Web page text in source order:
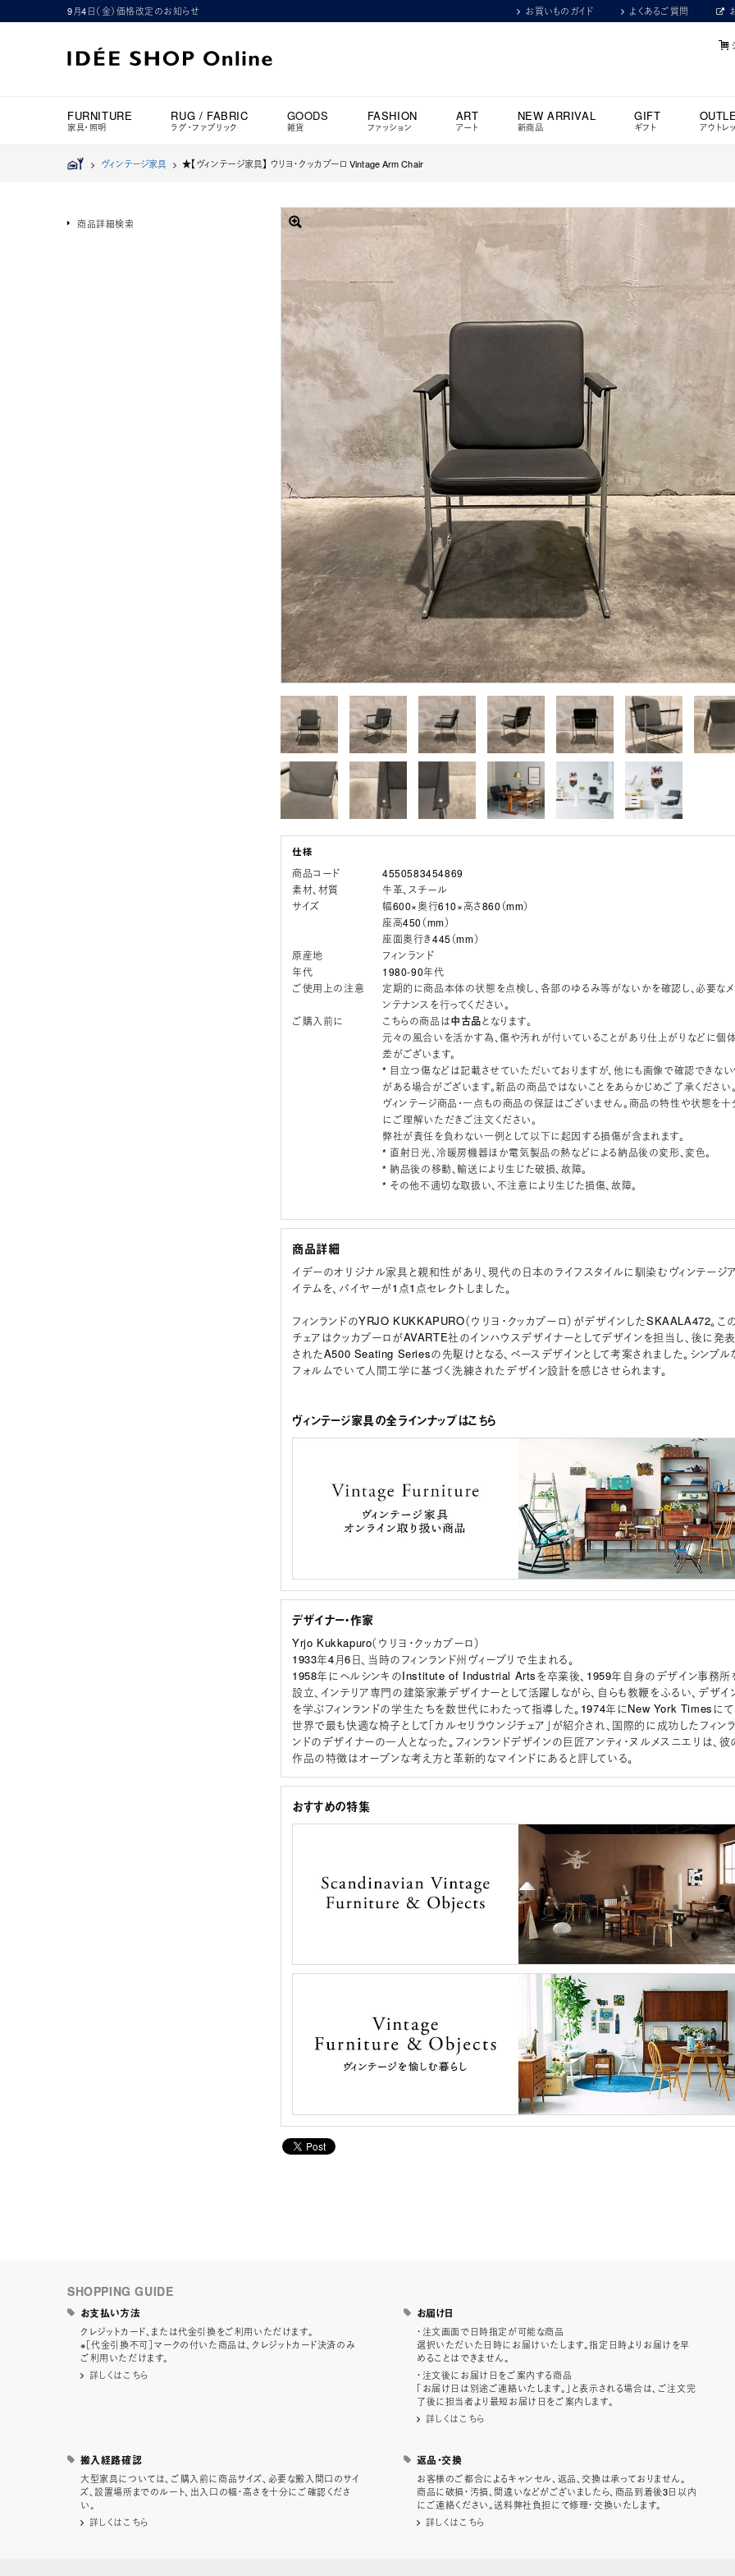
9月4日（金）価格改定のお知らせ お買いものガイド よくあるご質問
FURNITURE
家具・照明
RUG / FABRIC
ラグ・ファブリック
GOODS
雑貨
FASHION
ファッション
ART
アート
NEW ARRIVAL
新商品
GIFT
ギフト アウトレ
> ヴィンテージ家具 > ★【ヴィンテージ家具】 ウリヨ・クッカプーロ Vintage Arm Chair
商品コード
4550583454869
素材、材質
牛革、スチール
サイズ
幅600×奥行610×高さ860（mm）
座高450（mm）
座面奥行き445（mm）
原産地
フィンランド
年代
1980-90年代
ご使用上の注意
定期的に商品本体の状態を点検し、各部のゆるみ等がないかを確認し、必要なメ
ンテナンスを行ってください。
ご購入前に
こちらの商品は中古品となります。
元々の風合いを活かす為、傷や汚れが付いていることがあり仕上がりなどに個
差がございます。
* 目立つ傷などは記載させていただいておりますが、他にも画像で確認できな
がある場合がございます。新品の商品ではないことをあらかじめご了承ください。
ヴィンテージ商品・一点もの商品の保証はございません。商品の特性や状態を十
にご理解いただきご注文ください。
弊社が責任を負わない一例として以下に起因する損傷が含まれます。
* 直射日光、冷暖房機器ほか電気製品の熱などによる納品後の変形、変色。
* 納品後の移動、輸送により生じた破損、故障。
* その他不適切な取扱い、不注意により生じた損傷、故障。
商品詳細
イデーのオリジナル家具と親和性があり、現代の日本のライフスタイルに馴染むヴィンテージア
イテムを、バイヤーが1点1点セレクトしました。
フィンランドのYRJO KUKKAPURO（ウリヨ・クッカプーロ）がデザインしたSKAALA472。こ
チェアはクッカプーロがAVARTE社のインハウスデザイナーとしてデザインを担当し、後に発表
されたA500 Seating Seriesの先駆けとなる、ベースデザインとして考案されました。シンプル
フォルムでいて人間工学に基づく洗練されたデザイン設計を感じさせられます。
ヴィンテージ家具の全ラインナップはこちら
デザイナー・作家
Yrjo Kukkapuro（ウリヨ・クッカプーロ）
1933年4月6日、当時のフィンランド州ヴィープリで生まれる。
1958年にヘルシンキのInstitute of Industrial Artsを卒業後、1959年自身のデザイン事務所
設立、インテリア専門の建築家兼デザイナーとして活躍しながら、自らも教鞭をふるい、デザイ
を学ぶフィンランドの学生たちを数世代にわたって指導した。1974年にNew York Timesにて
世界で最も快適な椅子として「カルセリラウンジチェア」が紹介され、国際的に成功したフィンラ
ンドのデザイナーの一人となった。フィンランドデザインの巨匠アンティ・ヌルメスニエリは、彼
作品の特徴はオープンな考え方と革新的なマインドにあると評している。
おすすめの特集
商品詳細検索
SHOPPING GUIDE
お支払い方法
クレジットカード、または代金引換をご利用いただけます。
※［代金引換不可］マークの付いた商品は、クレジットカード決済のみ
ご利用いただけます。
詳しくはこちら
お届け日
・注文画面で日時指定が可能な商品
選択いただいた日時にお届けいたします。指定日時よりお届けを早
めることはできません。
・注文後にお届け日をご案内する商品
「お届け日は別途ご連絡いたします。」と表示される場合は、ご注文完
了後に担当者より最短お届け日をご案内します。
詳しくはこちら
搬入経路確認
大型家具については、ご購入前に商品サイズ、必要な搬入間口のサイ
ズ、設置場所までのルート、出入口の幅・高さを十分にご確認くださ
い。
詳しくはこちら
返品・交換
お客様のご都合によるキャンセル、返品、交換は承っておりません。
商品に破損・汚損、間違いなどがございましたら、商品到着後3日以内
にご連絡ください。送料弊社負担にて修理・交換いたします。
詳しくはこちら